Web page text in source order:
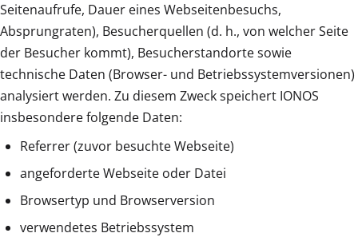
Seitenaufrufe, Dauer eines Webseitenbesuchs,
Absprungraten), Besucherquellen (d. h., von welcher Seite
der Besucher kommt), Besucherstandorte sowie
technische Daten (Browser- und Betriebssystemversionen)
analysiert werden. Zu diesem Zweck speichert IONOS
insbesondere folgende Daten:
Referrer (zuvor besuchte Webseite)
angeforderte Webseite oder Datei
Browsertyp und Browserversion
verwendetes Betriebssystem